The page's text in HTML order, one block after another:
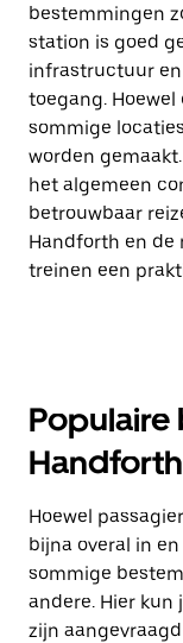
bestemmingen
station is goed
infrastructuur
toegang.
sommige
worden
het algemeen
betrouwbaar
Handforth en de
treinen een
Handforth
Hoewel
bijna overal in
sommige
andere. Hier kun
zijn